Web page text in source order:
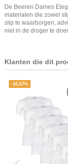
De Beeren Dames
materialen die zowel
slip te waarborgen,
niet in de droger te
Klanten die dit
-16,67%